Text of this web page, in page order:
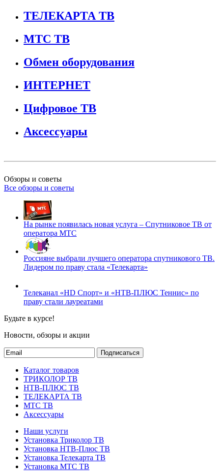
ТЕЛЕКАРТА ТВ
МТС ТВ
Обмен оборудования
ИНТЕРНЕТ
Цифровое ТВ
Аксессуары
Обзоры и советы
Все обзоры и советы
На рынке появилась новая услуга – Спутниковое ТВ от
оператора МТС
Россияне выбрали лучшего оператора спутникового ТВ.
Лидером по праву стала «Телекарта»
Телеканал «HD Спорт» и «НТВ-ПЛЮС Теннис» по
праву стали лауреатами
Будьте в курсе!
Новости, обзоры и акции
Подписаться
Каталог товаров
ТРИКОЛОР ТВ
НТВ-ПЛЮС ТВ
ТЕЛЕКАРТА ТВ
МТС ТВ
Аксессуары
Наши услуги
Установка Триколор ТВ
Установка НТВ-Плюс ТВ
Установка Телекарта ТВ
Установка МТС ТВ